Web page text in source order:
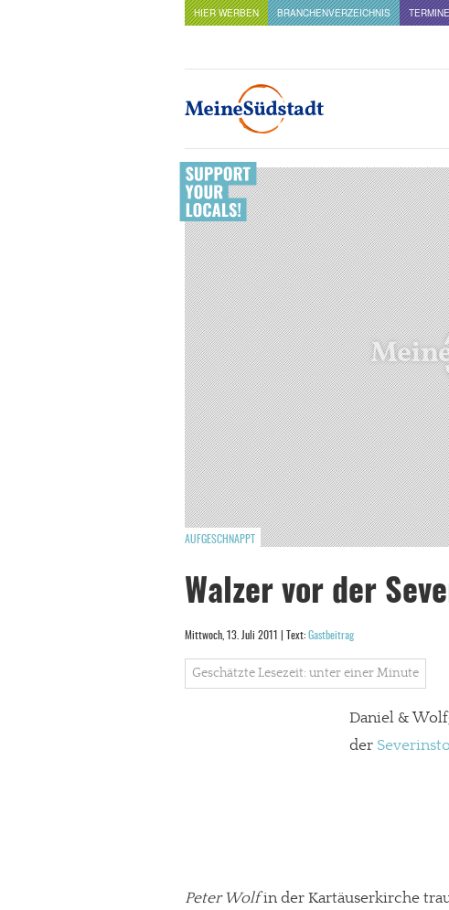
HIER WERBEN BRANCHENVERZEICHNIS TERMINE
AUFGESCHNAPPT
Walzer vor der
Mittwoch, 13. Juli 2011 | Text: Gastbeitrag
Geschätzte Lesezeit: unter einer Minute
Daniel &
der
Peter Wolfin der Kartäuserkirche